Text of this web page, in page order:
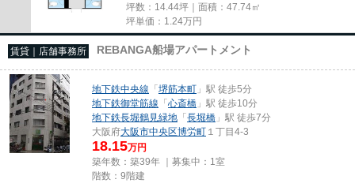
坪数：14.44坪｜面積：47.74㎡
坪単価： 1.24万円
賃貸｜店舗事務所 REBANGA船場アパートメント
地下鉄中央線 「堺筋本町 」駅 徒歩5分
地下鉄御堂筋線 「心斎橋 」駅 徒歩10分
地下鉄長堀鶴見緑地 「長堀橋 」駅 徒歩7分
大阪府大阪市中央区博労町 １丁目4-3
18.15万円
築年数：築39年 ｜募集中： 1室
階数：9階建